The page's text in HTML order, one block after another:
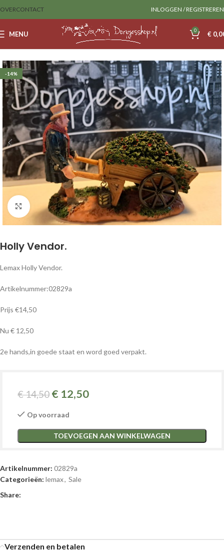
OVERCONTACT INLOGGEN / REGISTREREN
MENU 0 €
-14%
Klik om te vergroten
Holly Vendor.
Lemax Holly Vendor.
Artikelnummer:02829a
Prijs €14,50
Nu € 12,50
2e hands,in goede staat en word goed verpakt.
€14,50 € 12,50
Op voorraad
TOEVOEGEN AAN WINKELWAGEN
Artikelnummer: 02829a
Categorieën: lemax, Sale
Share:
Verzenden en betalen